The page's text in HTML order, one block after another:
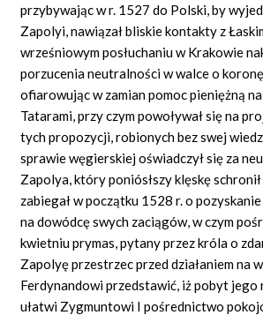
przybywając w r. 1527 do Polski, by
Zapolyi, nawiązał bliskie kontakty z
wrześniowym posłuchaniu w Krakowie
porzucenia neutralności w walce o
ofiarowując w zamian pomoc pieniężną
Tatarami, przy czym powoływał się na
tych propozycji, robionych bez swej
sprawie węgierskiej oświadczył się za
Zapolya, który poniósłszy klęskę
zabiegał w początku 1528 r. o
na dowódcę swych zaciągów, w czym
kwietniu prymas, pytany przez króla o
Zapolyę przestrzec przed działaniem na
Ferdynandowi przedstawić, iż pobyt jego
ułatwi Zygmuntowi I pośrednictwo